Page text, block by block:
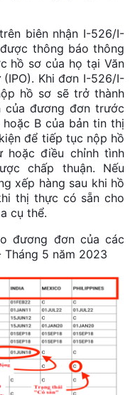
biên nhận I-526/I-
thông báo thông
hồ sơ của họ tại Văn
Khi đơn I-526/I-
hồ sơ sẽ trở thành
của đương đơn trước
B của bản tin thị
để tiếp tục nộp hồ
hoặc điều chỉnh tình
chấp thuận. Nếu
xếp hàng sau khi hồ
thị thực có sẵn cho
cụ thể.
đương đơn của các
5 năm 2023